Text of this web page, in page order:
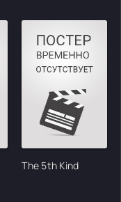
The 5th Kind